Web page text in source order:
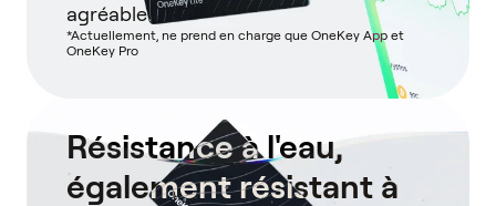
agréable.
*Actuellement, ne prend en charge que OneKey App et
OneKey Pro
Résistance à l'eau,
également résistant à